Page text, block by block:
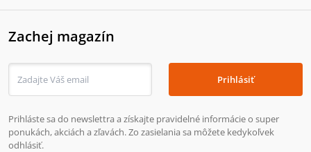
Zachej magazín
Prihlásiť
Prihláste sa do newslettra a získajte pravidelné informácie o super
ponukách, akciách a zľavách. Zo zasielania sa môžete kedykoľvek
odhlásiť.